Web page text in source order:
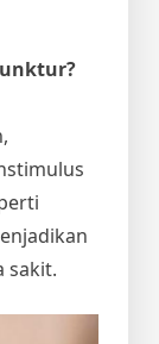
sakit.